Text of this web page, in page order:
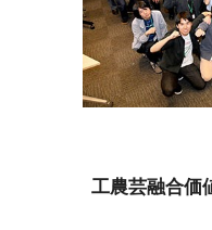
工農芸融合価